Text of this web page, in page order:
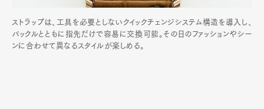
ストラップは、工具を必要としないクイックチェンジシステム構造を導入し、
バックルとともに指先だけで容易に交換可能。その日のファッションやシー
ンに合わせて異なるスタイルが楽しめる。